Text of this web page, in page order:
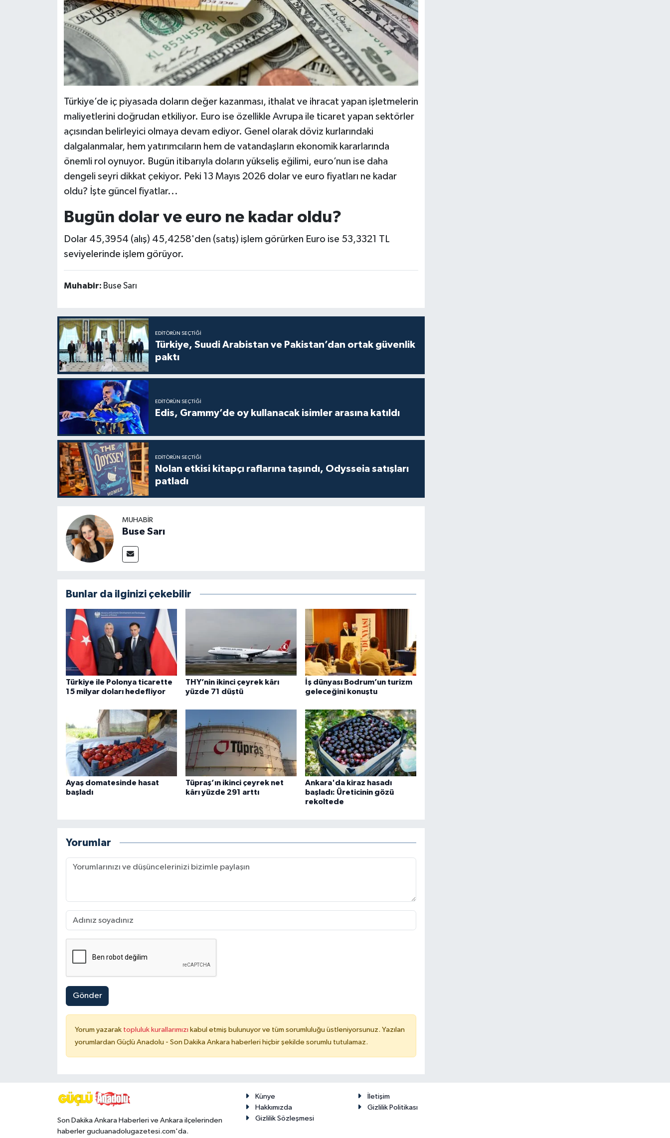
Türkiye’de iç piyasada doların değer kazanması, ithalat ve ihracat yapan işletmelerin
maliyetlerini doğrudan etkiliyor. Euro ise özellikle Avrupa ile ticaret yapan sektörler
açısından belirleyici olmaya devam ediyor. Genel olarak döviz kurlarındaki
dalgalanmalar, hem yatırımcıların hem de vatandaşların ekonomik kararlarında
önemli rol oynuyor. Bugün itibarıyla doların yükseliş eğilimi, euro’nun ise daha
dengeli seyri dikkat çekiyor. Peki 13 Mayıs 2026 dolar ve euro fiyatları ne kadar
oldu? İşte güncel fiyatlar...
Bugün dolar ve euro ne kadar oldu?
Dolar 45,3954 (alış) 45,4258'den (satış) işlem görürken Euro ise 53,3321 TL
seviyelerinde işlem görüyor.
Muhabir: Buse Sarı
EDITÖRÜN SEÇTIĞI
Türkiye, Suudi Arabistan ve Pakistan’dan ortak güvenlik
paktı
EDITÖRÜN SEÇTIĞI
Edis, Grammy’de oy kullanacak isimler arasına katıldı
EDITÖRÜN SEÇTIĞI
Nolan etkisi kitapçı raflarına taşındı, Odysseia satışları
patladı
MUHABIR
Buse Sarı
Bunlar da ilginizi çekebilir
Türkiye ile Polonya ticarette
15 milyar doları hedefliyor
THY’nin ikinci çeyrek kârı
yüzde 71 düştü
İş dünyası Bodrum’un turizm
geleceğini konuştu
Ayaş domatesinde hasat
başladı
Tüpraş’ın ikinci çeyrek net
kârı yüzde 291 arttı
Ankara'da kiraz hasadı
başladı: Üreticinin gözü
rekoltede
Yorumlar
Gönder
Yorum yazarak topluluk kurallarımızı kabul etmiş bulunuyor ve tüm sorumluluğu üstleniyorsunuz. Yazılan
yorumlardan Güçlü Anadolu - Son Dakika Ankara haberleri hiçbir şekilde sorumlu tutulamaz.
Son Dakika Ankara Haberleri ve Ankara ilçelerinden
haberler gucluanadolugazetesi.com'da.
Künye
İletişim
Hakkımızda
Gizlilik Politikası
Gizlilik Sözleşmesi